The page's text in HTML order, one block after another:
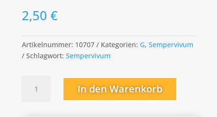
2,50 €
Artikelnummer: 10707 Kategorien: G, Sempervivum
Schlagwort: Sempervivum
Menge
In den Warenkorb